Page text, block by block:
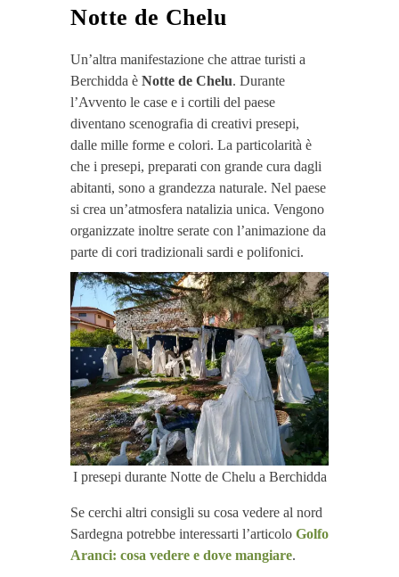
Notte de Chelu
Un’altra manifestazione che attrae turisti a
Berchidda è Notte de Chelu. Durante
l’Avvento le case e i cortili del paese
diventano scenografia di creativi presepi,
dalle mille forme e colori. La particolarità è
che i presepi, preparati con grande cura dagli
abitanti, sono a grandezza naturale. Nel paese
si crea un’atmosfera natalizia unica. Vengono
organizzate inoltre serate con l’animazione da
parte di cori tradizionali sardi e polifonici.
I presepi durante Notte de Chelu a Berchidda
Se cerchi altri consigli su cosa vedere al nord
Sardegna potrebbe interessarti l’articolo Golfo
Aranci: cosa vedere e dove mangiare.